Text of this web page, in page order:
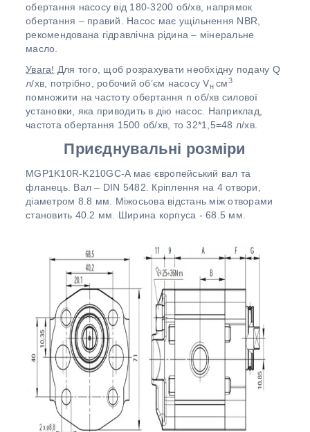
обертання насосу від 180-3200 об/хв, напрямок
обертання – правий. Насос має ущільнення NBR,
рекомендована гідравлічна рідина – мінеральне
масло.
Увага! Для того, щоб розрахувати необхідну подачу Q
л/хв, потрібно, робочий об’єм насосу Vн см3
помножити на частоту обертання n об/хв силової
установки, яка приводить в дію насос. Наприклад,
частота обертання 1500 об/хв, то 32*1,5=48 л/хв.
Приєднувальні розміри
MGP1K10R-K210GC-A має європейський вал та
фланець. Вал – DIN 5482. Кріплення на 4 отвори,
діаметром 8.8 мм. Міжосьова відстань між отворами
становить 40.2 мм. Ширина корпуса - 68.5 мм.